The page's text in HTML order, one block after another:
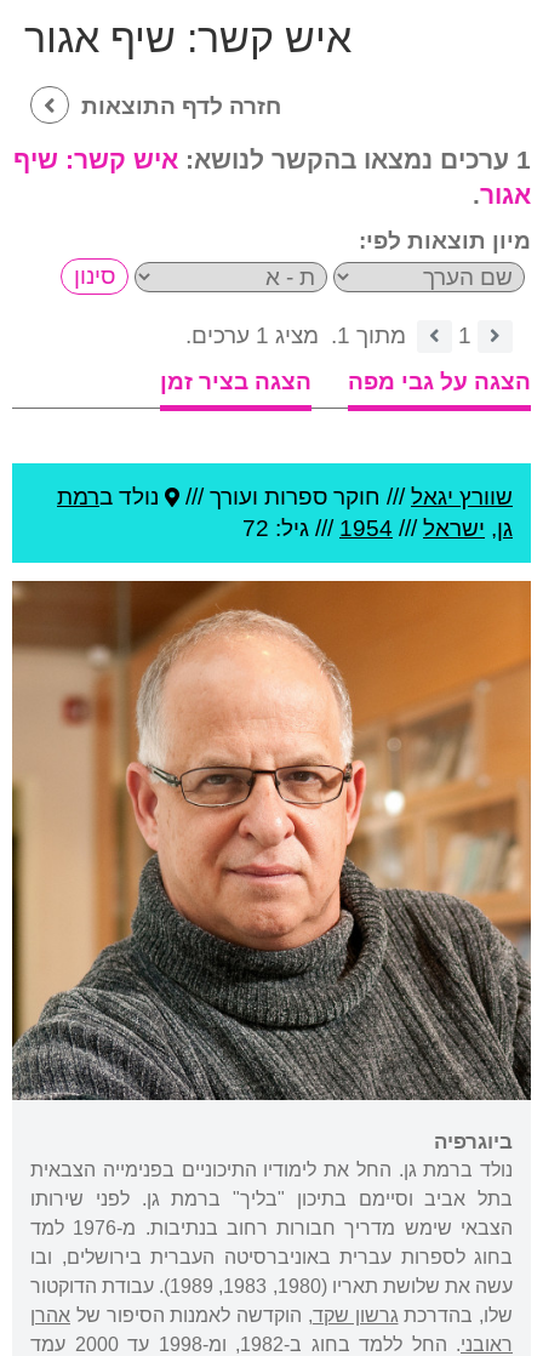
איש קשר: שיף אגור
חזרה לדף התוצאות
1 ערכים נמצאו בהקשר לנושא: איש קשר: שיף
אגור.
מיון תוצאות לפי:
1 מתוך 1.
מציג 1 ערכים.
הצגה על גבי מפה
הצגה בציר זמן
שוורץ יגאל/// חוקר ספרות ועורך /// נולד ברמת
גן, ישראל///
1954 /// גיל: 72
ביוגרפיה
נולד ברמת גן. החל את לימודיו התיכוניים בפנימייה הצבאית
בתל אביב וסיימם בתיכון "בליך" ברמת גן. לפני שירותו
הצבאי שימש מדריך חבורות רחוב בנתיבות. מ-1976 למד
בחוג לספרות עברית באוניברסיטה העברית בירושלים, ובו
עשה את שלושת תאריו (1980, 1983, 1989). עבודת הדוקטור
שלו, בהדרכת גרשון שקד, הוקדשה לאמנות הסיפור של אהרן
ראובני
. החל ללמד בחוג ב-1982, ומ-1998 עד 2000 עמד